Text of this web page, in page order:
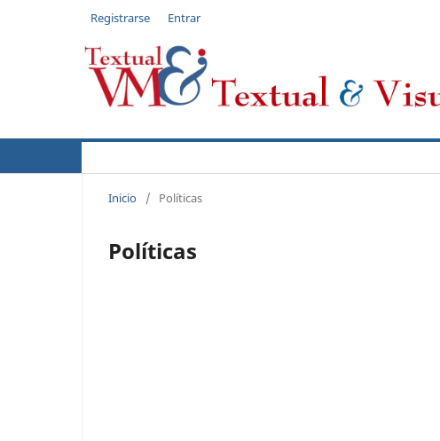
Registrarse Entrar
Inicio / Políticas
Políticas